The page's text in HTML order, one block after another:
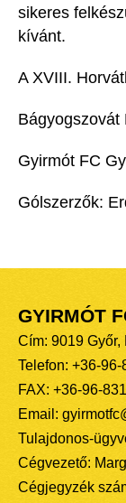
sikeres
kívánt.
A XVIII.
Bágyogszovát
Gyirmót FC
Gólszerzők:
GYIRMÓT
Cím: 9019 Győr,
Telefon: +36-96-
FAX: +36-96-
Email:
Tulajdonos-
Cégvezető:
Cégjegyzék